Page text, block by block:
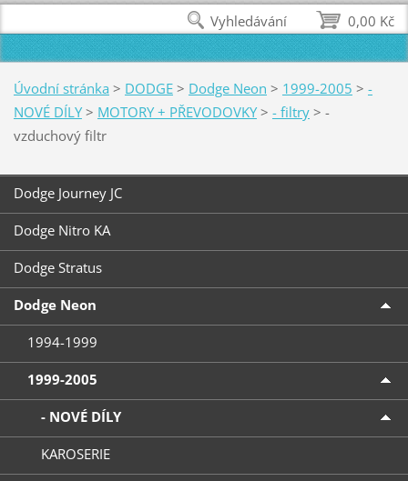
Úvodní stránka > DODGE > Dodge Neon > 1999-2005 > -
NOVÉ DÍLY > MOTORY + PŘEVODOVKY > - filtry > -
vzduchový filtr
Dodge Journey JC
Dodge Nitro KA
Dodge Stratus
Dodge Neon
1994-1999
1999-2005
- NOVÉ DÍLY
KAROSERIE
0,00 Kč
Vyhledávání